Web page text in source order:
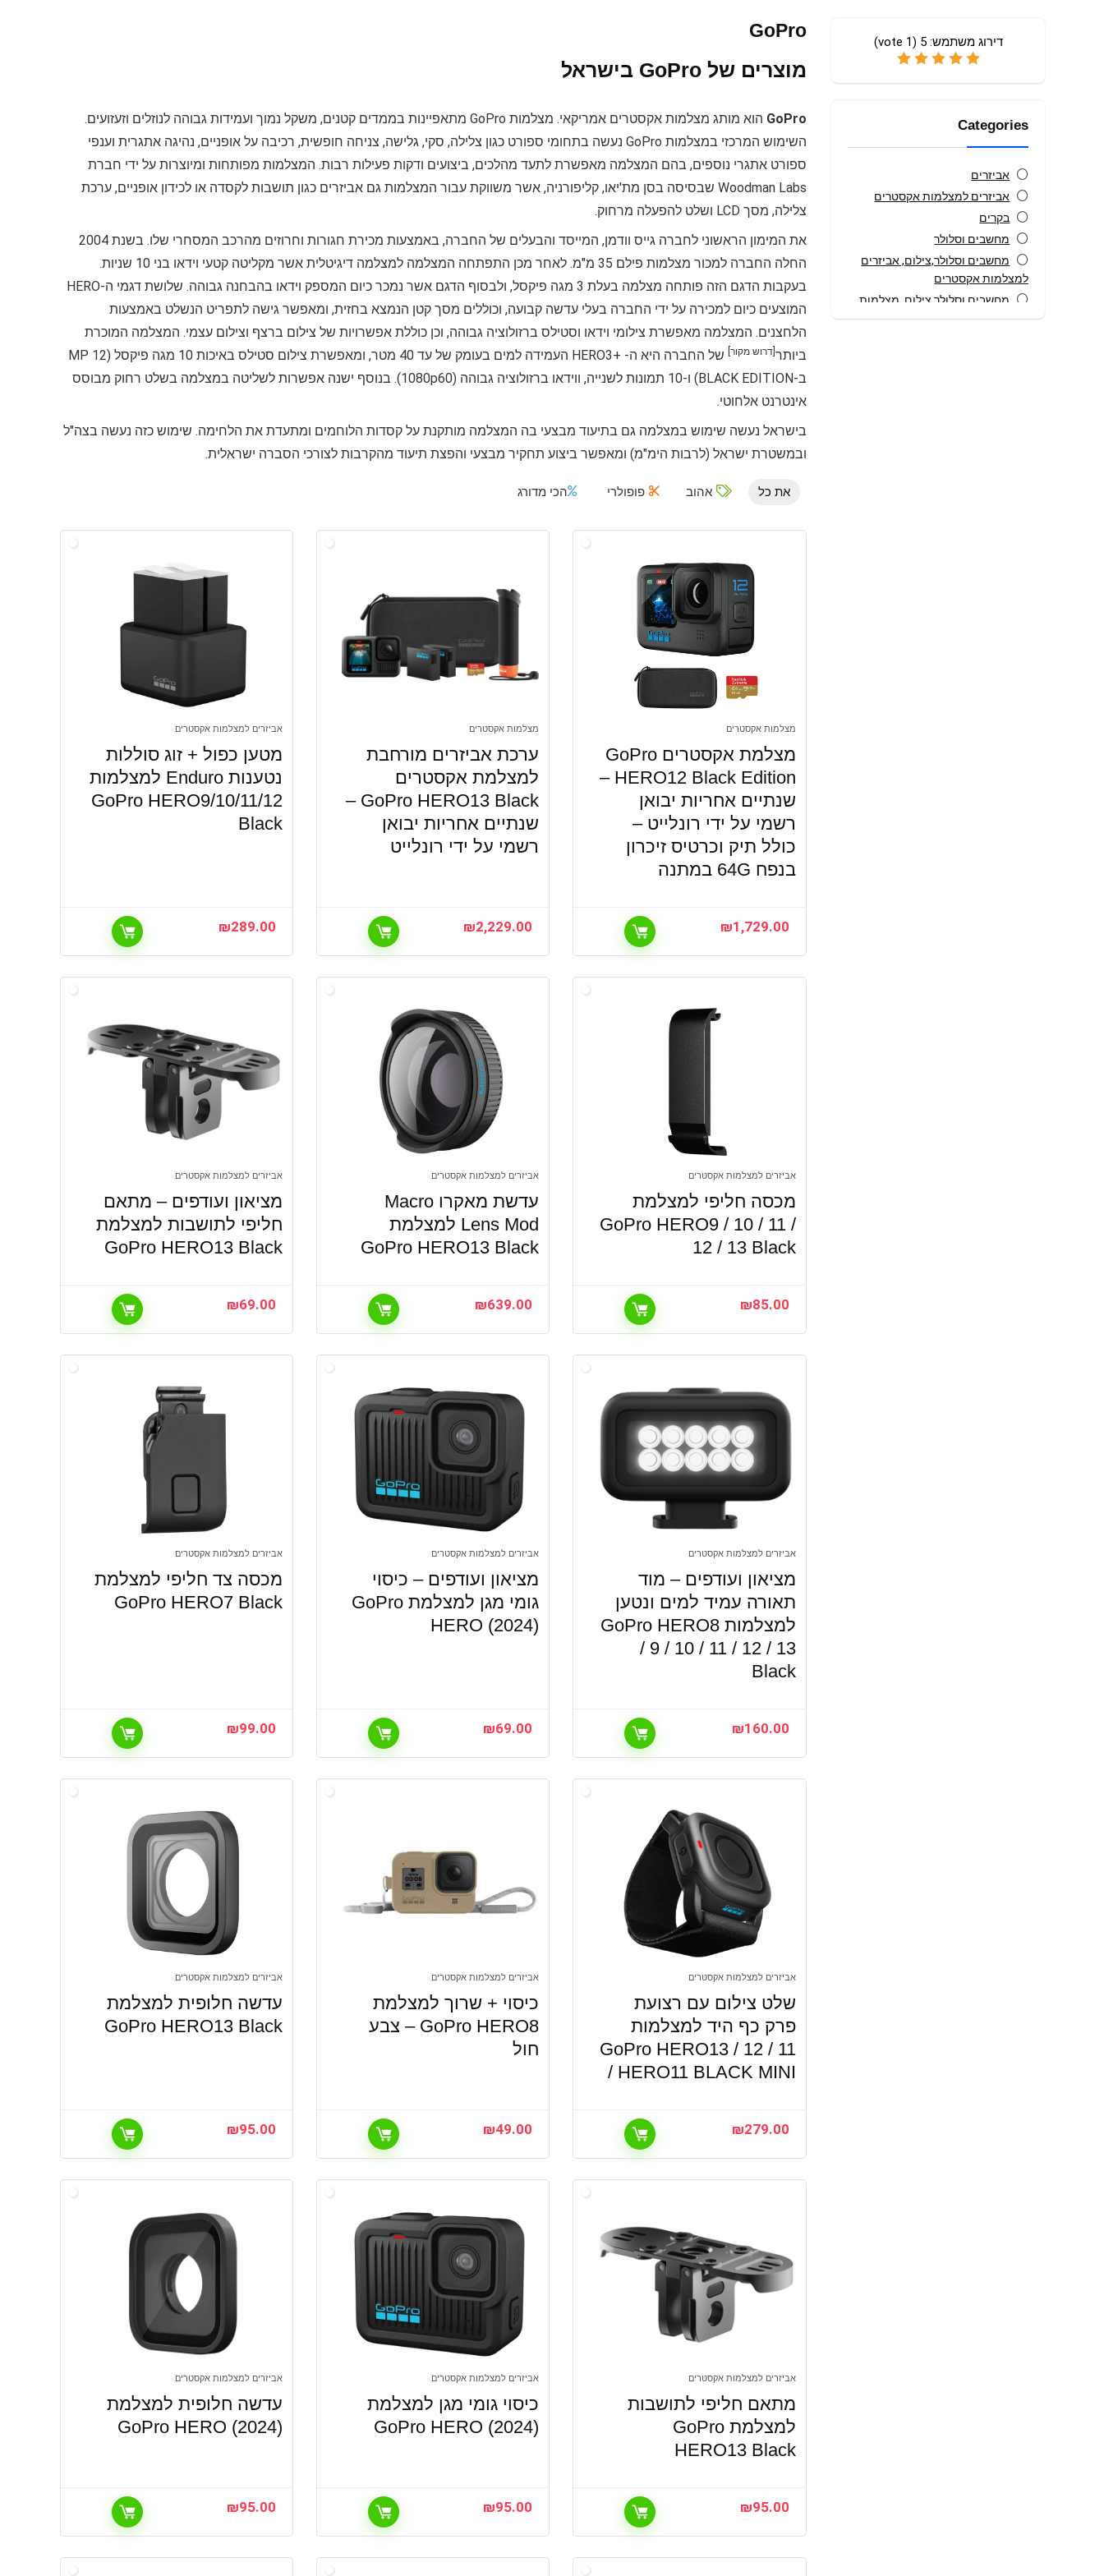
GoPro
מוצרים של GoPro בישראל
GoPro
הוא מותג מצלמות אקסטרים אמריקאי. מצלמות GoPro מתאפיינות בממדים קטנים, משקל נמוך ועמידות גבוהה לנוזלים וזעזועים.
השימוש המרכזי במצלמות GoPro נעשה בתחומי ספורט כגון צלילה, סקי, גלישה, צניחה חופשית, רכיבה על אופניים, נהיגה אתגרית וענפי
ספורט אתגרי נוספים, בהם המצלמה מאפשרת לתעד מהלכים, ביצועים ודקות פעילות רבות. המצלמות מפותחות ומיוצרות על ידי חברת
Woodman Labs שבסיסה בסן מת'יאו, קליפורניה, אשר משווקת עבור המצלמות גם אביזרים כגון תושבות לקסדה או לכידון אופניים, ערכת
צלילה, מסך LCD ושלט להפעלה מרחוק.
את המימון הראשוני לחברה גייס וודמן, המייסד והבעלים של החברה, באמצעות מכירת חגורות וחרוזים מהרכב המסחרי שלו. בשנת 2004
החלה החברה למכור מצלמות פילם 35 מ"מ. לאחר מכן התפתחה המצלמה למצלמה דיגיטלית אשר מקליטה קטעי וידאו בני 10 שניות.
בעקבות הדגם הזה פותחה מצלמה בעלת 3 מגה פיקסל, ולבסוף הדגם אשר נמכר כיום המספק וידאו בהבחנה גבוהה. שלושת דגמי ה-HERO
המוצעים כיום למכירה על ידי החברה בעלי עדשה קבועה, וכוללים מסך קטן הנמצא בחזית, ומאפשר גישה לתפריט הנשלט באמצעות
הלחצנים. המצלמה מאפשרת צילומי וידאו וסטילס ברזולוציה גבוהה, וכן כוללת אפשרויות של צילום ברצף וצילום עצמי. המצלמה המוכרת
ביותר דרוש מקור]
של החברה היא ה- +HERO3 העמידה למים בעומק של עד 40 מטר, ומאפשרת צילום סטילס באיכות 10 מגה פיקסל (12 MP
ב-BLACK EDITION) ו-10 תמונות לשנייה, ווידאו ברזולוציה גבוהה (1080p60). בנוסף ישנה אפשרות לשליטה במצלמה בשלט רחוק מבוסס
אינטרנט אלחוטי.
בישראל נעשה שימוש במצלמה גם בתיעוד מבצעי בה המצלמה מותקנת על קסדות הלוחמים ומתעדת את הלחימה. שימוש כזה נעשה בצה"ל
ובמשטרת ישראל (לרבות הימ"מ) ומאפשר ביצוע תחקיר מבצעי והפצת תיעוד מהקרבות לצורכי הסברה ישראלית.
דירוג משתמש:5
(
1
Categories
אביזרים
אביזרים למצלמות אקסטרים
בקרים
מחשבים וסלולר
מחשבים וסלולר,צילום, אביזרים
למצלמות אקסטרים
מחשבים וסלולר,צילום, מצלמות
אקסטרים
את כל אהוב פופולרי הכי מדורג
מצלמות אקסטרים
מצלמת אקסטרים GoPro
HERO12 Black Edition –
שנתיים אחריות יבואן
רשמי על ידי רונלייט –
כולל תיק וכרטיס זיכרון
בנפח 64G במתנה
₪1,729.00
מצלמות אקסטרים
ערכת אביזרים מורחבת
למצלמת אקסטרים
GoPro HERO13 Black –
שנתיים אחריות יבואן
רשמי על ידי רונלייט
₪2,229.00
אביזרים למצלמות אקסטרים
מטען כפול + זוג סוללות
נטענות Enduro למצלמות
GoPro HERO9/10/11/12
Black
₪289.00
אביזרים למצלמות אקסטרים
מכסה חליפי למצלמת
GoPro HERO9 / 10 / 11 /
12 / 13 Black
₪85.00
אביזרים למצלמות אקסטרים
עדשת מאקרו Macro
Lens Mod למצלמת
GoPro HERO13 Black
₪639.00
אביזרים למצלמות אקסטרים
מציאון ועודפים – מתאם
חליפי לתושבות למצלמת
GoPro HERO13 Black
₪69.00
אביזרים למצלמות אקסטרים
מציאון ועודפים – מוד
תאורה עמיד למים ונטען
למצלמות GoPro HERO8
/ 9 / 10 / 11 / 12 / 13
Black
₪160.00
אביזרים למצלמות אקסטרים
מציאון ועודפים – כיסוי
גומי מגן למצלמת GoPro
HERO (2024)
₪69.00
אביזרים למצלמות אקסטרים
מכסה צד חליפי למצלמת
GoPro HERO7 Black
₪99.00
אביזרים למצלמות אקסטרים
שלט צילום עם רצועת
פרק כף היד למצלמות
GoPro HERO13 / 12 / 11
/ HERO11 BLACK MINI
₪279.00
אביזרים למצלמות אקסטרים
כיסוי + שרוך למצלמת
GoPro HERO8 – צבע
חול
₪49.00
אביזרים למצלמות אקסטרים
עדשה חלופית למצלמת
GoPro HERO13 Black
₪95.00
אביזרים למצלמות אקסטרים
מתאם חליפי לתושבות
למצלמת GoPro
HERO13 Black
₪95.00
אביזרים למצלמות אקסטרים
כיסוי גומי מגן למצלמת
GoPro HERO (2024)
₪95.00
אביזרים למצלמות אקסטרים
עדשה חלופית למצלמת
GoPro HERO (2024)
₪95.00